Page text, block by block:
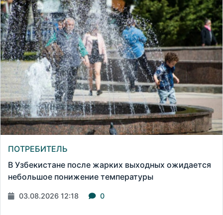
ПОТРЕБИТЕЛЬ
В Узбекистане после жарких выходных ожидается
небольшое понижение температуры
03.08.2026 12:18 0